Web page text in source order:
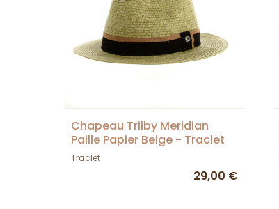
Chapeau Trilby Meridian
Paille Papier Beige - Traclet
Traclet
29,00 €